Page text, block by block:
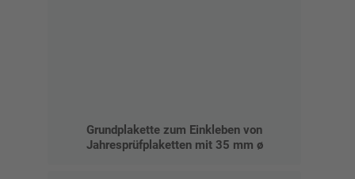
Grundplakette zum Einkleben von
Jahresprüfplaketten mit 35 mm ø